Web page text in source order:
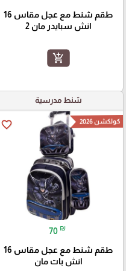
طقم شنط مع عجل مقاس 16
انش سبايدر مان 2
add_shopping_cart
شنط مدرسية
favorite_border كولكشن 2026
70 ₪
طقم شنط مع عجل مقاس 16
انش بات مان